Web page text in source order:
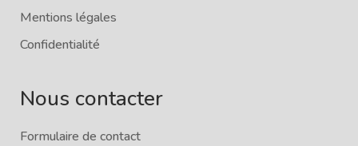
Mentions légales
Confidentialité
Nous contacter
Formulaire de contact